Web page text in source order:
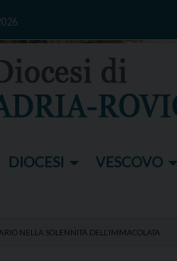
DIOCESI VESCOVO
NELLA SOLENNITÀ DELL’IMMACOLATA